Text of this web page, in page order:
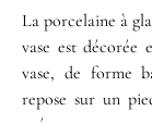
La porcelaine à
vase est décorée
vase, de forme
repose sur un